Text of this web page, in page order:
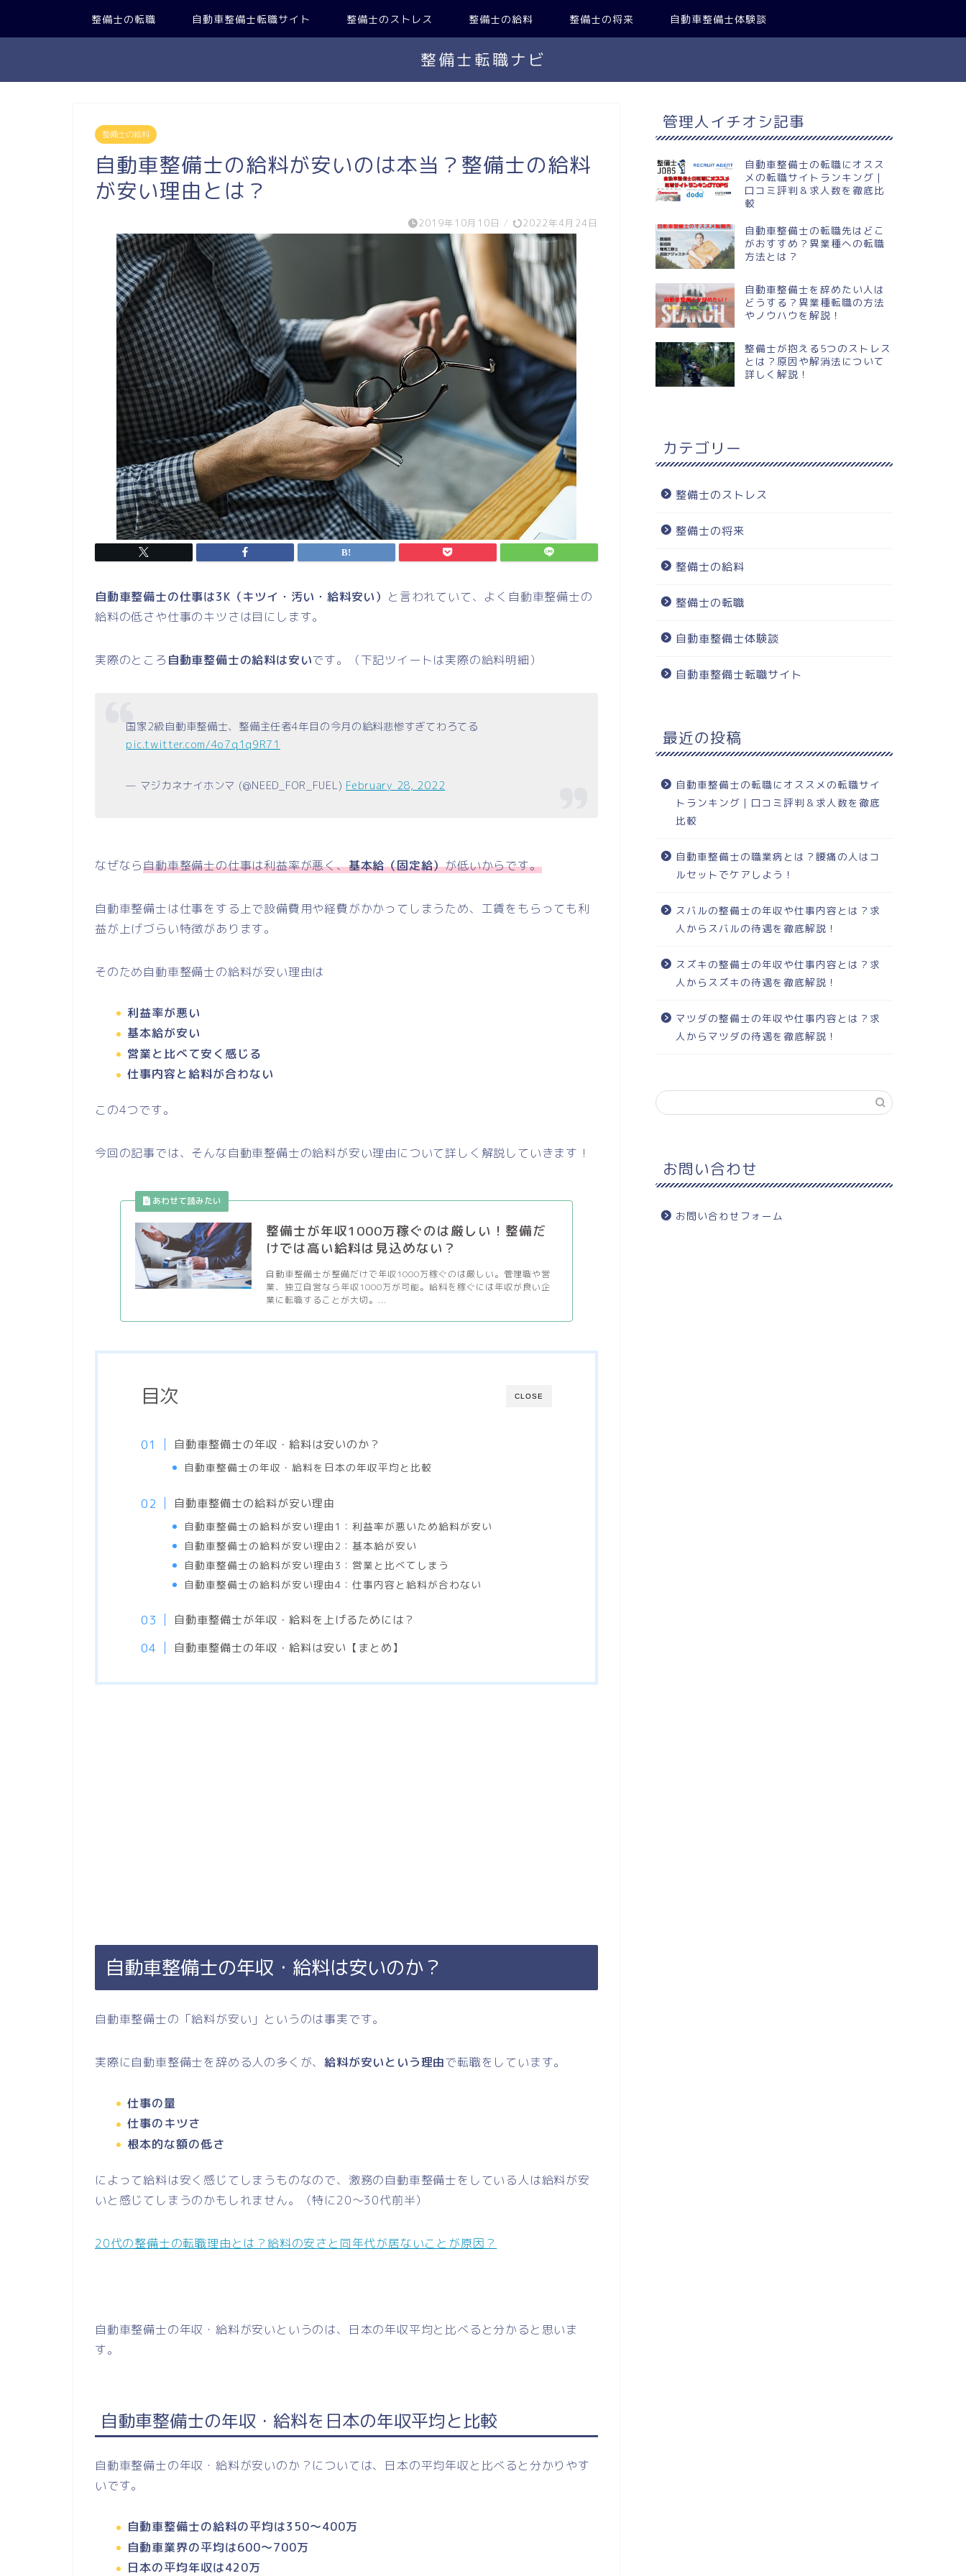
整備士の転職 自動車整備士転職サイト 整備士のストレス 整備士の給料 整備士の将来 自動車整備士体験談
整備士転職ナビ
整備士の給料
自動車整備士の給料が安いのは本当？整備士の給料
が安い理由とは？
2019年10月10日 / 2022年4月24日
自動車整備士の仕事は3K（キツイ・汚い・給料安い） と言われていて、よく自動車整備士の
給料の低さや仕事のキツさは目にします。
実際のところ 自動車整備士の給料は安いです。（下記ツイートは実際の給料明細）
国家2級自動車整備士、整備主任者4年目の今月の給料悲惨すぎてわろてる
pic.twitter.com/4o7q1q9R71
— マジカネナイホンマ (@NEED_FOR_FUEL) February 28, 2022
なぜなら自動車整備士の仕事は利益率が悪く、基本給（固定給）が低いからです。
自動車整備士は仕事をする上で設備費用や経費がかかってしまうため、工賃をもらっても利
益が上げづらい特徴があります。
そのため自動車整備士の給料が安い理由は
利益率が悪い
基本給が安い
営業と比べて安く感じる
仕事内容と給料が合わない
この4つです。
今回の記事では、そんな自動車整備士の給料が安い理由について詳しく解説していきます！
整備士が年収1000万稼ぐのは厳しい！整備だ
けでは高い給料は見込めない？
自動車整備士が整備だけで年収1000万稼ぐのは厳しい。管理職や営
業、独立自営なら年収1000万が可能。給料を稼ぐには年収が良い企
業に転職することが大切。...
CLOSE
目次
自動車整備士の年収・給料は安いのか？
自動車整備士の年収・給料を日本の年収平均と比較
自動車整備士の給料が安い理由
自動車整備士の給料が安い理由1：利益率が悪いため給料が安い
自動車整備士の給料が安い理由2：基本給が安い
自動車整備士の給料が安い理由3：営業と比べてしまう
自動車整備士の給料が安い理由4：仕事内容と給料が合わない
自動車整備士が年収・給料を上げるためには？
自動車整備士の年収・給料は安い【まとめ】
自動車整備士の年収・給料は安いのか？
自動車整備士の「給料が安い」というのは事実です。
実際に自動車整備士を辞める人の多くが、給料が安いという理由で転職をしています。
仕事の量
仕事のキツさ
根本的な額の低さ
によって給料は安く感じてしまうものなので、激務の自動車整備士をしている人は給料が安
いと感じてしまうのかもしれません。（特に20～30代前半）
20代の整備士の転職理由とは？給料の安さと同年代が居ないことが原因？
自動車整備士の年収・給料が安いというのは、日本の年収平均と比べると分かると思いま
す。
自動車整備士の年収・給料を日本の年収平均と比較
自動車整備士の年収・給料が安いのか？については、日本の平均年収と比べると分かりやす
いです。
自動車整備士の給料の平均は350〜400万
自動車業界の平均は600～700万
日本の平均年収は420万
管理人イチオシ記事
自動車整備士の転職にオスス
メの転職サイトランキング｜
口コミ評判＆求人数を徹底比
較
自動車整備士の転職先はどこ
がおすすめ？異業種への転職
方法とは？
自動車整備士を辞めたい人は
どうする？異業種転職の方法
やノウハウを解説！
整備士が抱える5つのストレス
とは？原因や解消法について
詳しく解説！
カテゴリー
整備士のストレス
整備士の将来
整備士の給料
整備士の転職
自動車整備士体験談
自動車整備士転職サイト
最近の投稿
自動車整備士の転職にオススメの転職サイ
トランキング｜口コミ評判＆求人数を徹底
比較
自動車整備士の職業病とは？腰痛の人はコ
ルセットでケアしよう！
スバルの整備士の年収や仕事内容とは？求
人からスバルの待遇を徹底解説！
スズキの整備士の年収や仕事内容とは？求
人からスズキの待遇を徹底解説！
マツダの整備士の年収や仕事内容とは？求
人からマツダの待遇を徹底解説！
お問い合わせ
お問い合わせフォーム